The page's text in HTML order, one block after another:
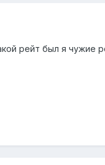
рейт был я чужие